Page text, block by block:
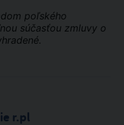
poľského
súčasťou zmluvy o
r.pl